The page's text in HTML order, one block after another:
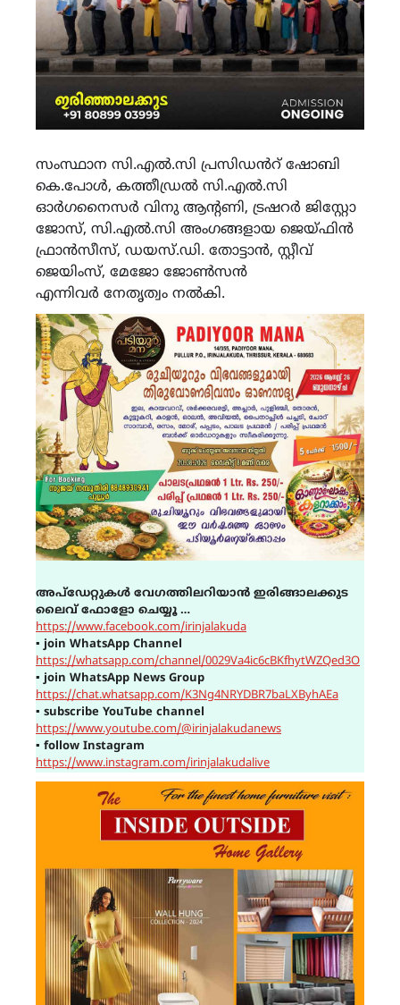
സംസ്ഥാന സി.എൽ.സി പ്രസിഡൻറ് ഷോബി
കെ.പോൾ, കത്തീഡ്രൽ സി.എൽ.സി
ഓർഗനൈസർ വിനു ആൻ്റണി, ട്രഷറർ ജിസ്റ്റോ
ജോസ്, സി.എൽ.സി അംഗങ്ങളായ ജെയ്ഫിൻ
ഫ്രാൻസീസ്, ഡയസ്.ഡി. തോട്ടാൻ, സ്റ്റീവ്
ജെയിംസ്, മേജോ ജോൺസൻ
എന്നിവർ നേതൃത്വം നൽകി.
അപ്ഡേറ്റുകൾ വേഗത്തിലറിയാൻ ഇരിങ്ങാലക്കുട
ലൈവ് ഫോളോ ചെയ്യൂ …
https://www.facebook.com/irinjalakuda
▪ join WhatsApp Channel
https://whatsapp.com/channel/0029Va4ic6cBKfhytWZQed3O
▪ join WhatsApp News Group
https://chat.whatsapp.com/K3Ng4NRYDBR7baLXByhAEa
▪ subscribe YouTube channel
https://www.youtube.com/@irinjalakudanews
▪ follow Instagram
https://www.instagram.com/irinjalakudalive